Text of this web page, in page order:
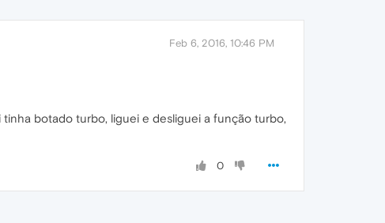
Feb 6, 2016, 10:46 PM
botado turbo, liguei e desliguei a função turbo,
0